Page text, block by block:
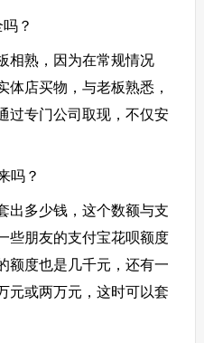
？
相熟，因为在常规情况
体店买物，与老板熟悉，
过专门公司取现，不仅安
吗？
出多少钱，这个数额与支
些朋友的支付宝花呗额度
额度也是几千元，还有一
元或两万元，这时可以套